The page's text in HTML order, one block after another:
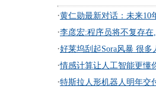
·黄仁勋最新对话：未来10
·李彦宏:程序员将不复存
·好莱坞刮起Sora风暴 很多
·情感计算让人工智能更懂
·特斯拉人形机器人明年交